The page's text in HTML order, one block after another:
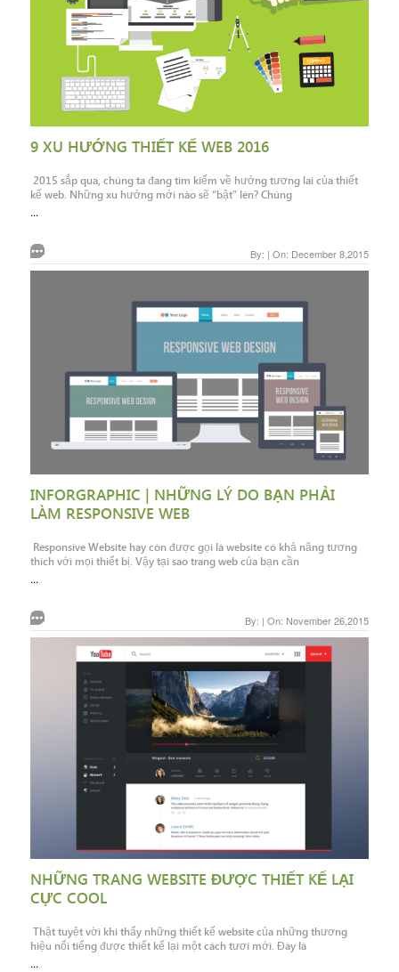
9 XU HƯỚNG THIẾT KẾ WEB 2016
2015 sắp qua, chúng ta đang tìm kiếm về hướng tương lai của thiết
kế web. Những xu hướng mới nào sẽ “bật” lên? Chúng
...
By: | On: December 8,2015
INFORGRAPHIC | NHỮNG LÝ DO BẠN PHẢI
LÀM RESPONSIVE WEB
Responsive Website hay còn được gọi là website có khả năng tương
thích với mọi thiết bị. Vậy tại sao trang web của bạn cần
...
By: | On: November 26,2015
NHỮNG TRANG WEBSITE ĐƯỢC THIẾT KẾ LẠI
CỰC COOL
Thật tuyệt vời khi thấy những thiết kế website của những thương
hiệu nổi tiếng được thiết kế lại một cách tươi mới. Đây là
...